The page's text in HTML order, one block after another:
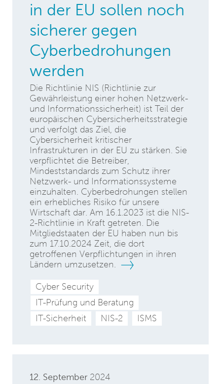
in der EU sollen noch
sicherer gegen
Cyberbedrohungen
werden
Die Richtlinie NIS (Richtlinie zur
Gewährleistung einer hohen Netzwerk-
und Informationssicherheit) ist Teil der
europäischen Cybersicherheitsstrategie
und verfolgt das Ziel, die
Cybersicherheit kritischer
Infrastrukturen in der EU zu stärken. Sie
verpflichtet die Betreiber,
Mindeststandards zum Schutz ihrer
Netzwerk- und Informationssysteme
einzuhalten. Cyberbedrohungen stellen
ein erhebliches Risiko für unsere
Wirtschaft dar. Am 16.1.2023 ist die NIS-
2-Richtlinie in Kraft getreten. Die
Mitgliedstaaten der EU haben nun bis
zum 17.10.2024 Zeit, die dort
getroffenen Verpflichtungen in ihren
Ländern umzusetzen.
Cyber Security
IT-Prüfung und Beratung
IT-Sicherheit
NIS-2 ISMS
12. September 2024